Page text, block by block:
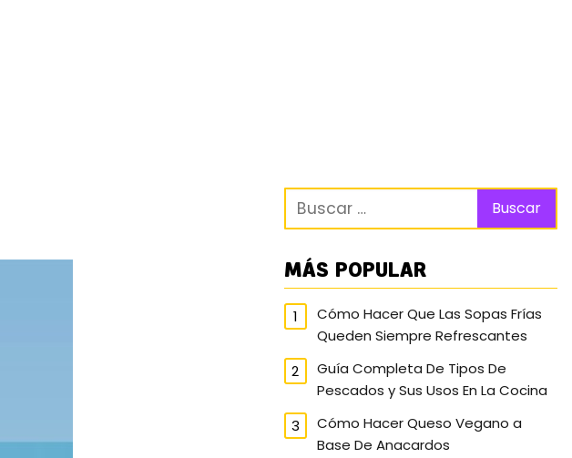
MÁS POPULAR
Cómo Hacer Que Las Sopas Frías
Queden Siempre Refrescantes
Guía Completa De Tipos De
Pescados y Sus Usos En La Cocina
Cómo Hacer Queso Vegano a
Base De Anacardos